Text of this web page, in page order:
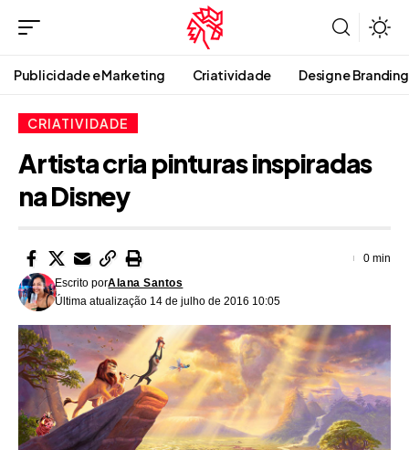
Publicidade e Marketing Criatividade Design e Branding
CRIATIVIDADE
Artista cria pinturas inspiradas
na Disney
Última atualização 14 de julho de 2016 10:05
Escrito porAlana Santos
0 min